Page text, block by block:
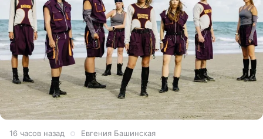
16 часов назад Евгения Башинская